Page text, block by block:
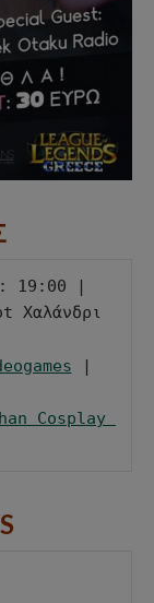
Χαλάνδρι
Cosplay